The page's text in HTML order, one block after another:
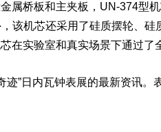
属桥板和主夹板，UN-374型
该机芯还采用了硅质摆轮、
在实验室和真实场景下通过了
迹”日内瓦钟表展的最新资讯